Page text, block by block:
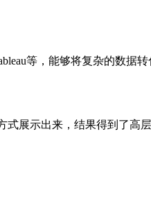
等，能够将复杂的数据
展示出来，结果得到了高